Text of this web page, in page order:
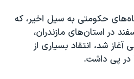
حکومتی به سیل اخیر، که
نخست آن از ۲۶ اسفند در استان‌های مازندران،
شد، انتقاد بسیاری از
در پی داشت.